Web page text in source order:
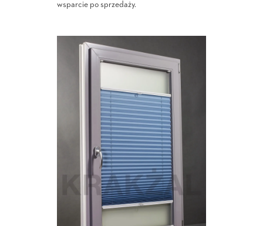
wsparcie po sprzedaży.